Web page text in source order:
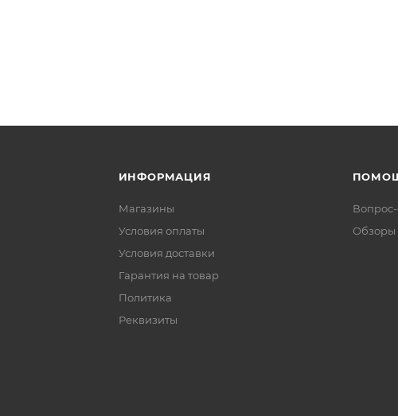
ИНФОРМАЦИЯ
Магазины
Условия оплаты
Условия доставки
Гарантия на товар
Политика
Реквизиты
Вопрос-
Обзоры